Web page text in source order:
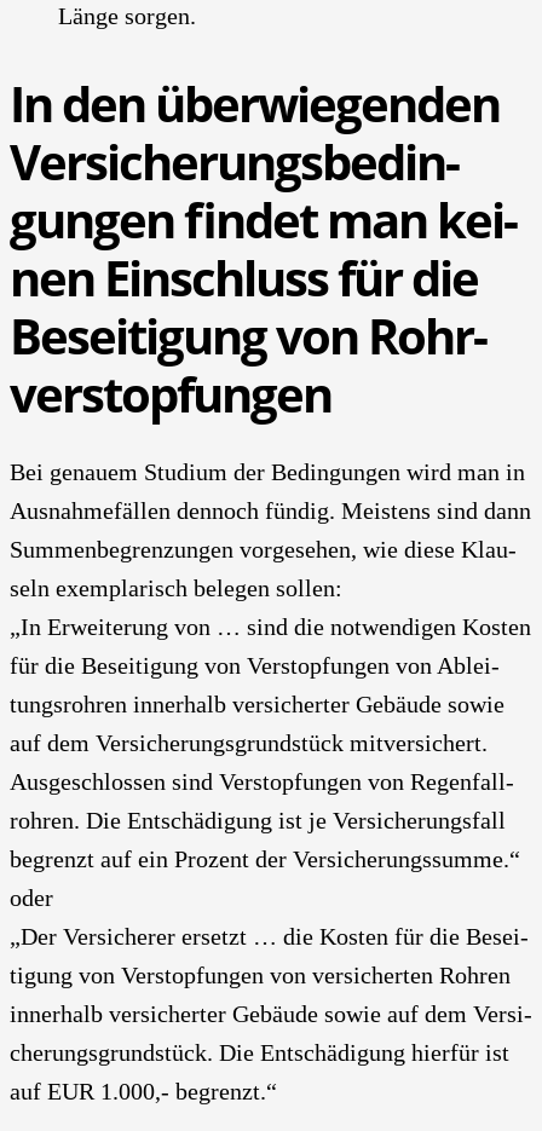
Län­ge sor­gen.
In den über­wie­gen­den
Ver­si­che­rungs­be­din­
gun­gen fin­det man kei­
nen Ein­schluss für die
Besei­ti­gung von Rohr­
ver­stop­fun­gen
Bei genau­em Stu­di­um der Bedin­gun­gen wird man in
Aus­nah­me­fäl­len den­noch fün­dig. Meis­tens sind dann
Sum­men­be­gren­zun­gen vor­ge­se­hen, wie die­se Klau­
seln exem­pla­risch bele­gen sol­len:
„In Erwei­te­rung von … sind die not­wen­di­gen Kos­ten
für die Besei­ti­gung von Ver­stop­fun­gen von Ablei­
tungs­roh­ren inner­halb ver­si­cher­ter Gebäu­de sowie
auf dem Ver­si­che­rungs­grund­stück mit­ver­si­chert.
Aus­ge­schlos­sen sind Ver­stop­fun­gen von Regen­fall­
roh­ren. Die Ent­schä­di­gung ist je Ver­si­che­rungs­fall
begrenzt auf ein Pro­zent der Ver­si­che­rungs­sum­me.“
oder
„Der Ver­si­che­rer ersetzt … die Kos­ten für die Besei­
ti­gung von Ver­stop­fun­gen von ver­si­cher­ten Roh­ren
inner­halb ver­si­cher­ter Gebäu­de sowie auf dem Ver­si­
che­rungs­grund­stück. Die Ent­schä­di­gung hier­für ist
auf EUR 1.000,- begrenzt.“